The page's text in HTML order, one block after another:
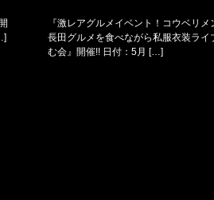
『激レアグルメイベント！コウベリメ
長田グルメを食べながら私服衣装ライ
む会』開催!! 日付：5月 […]